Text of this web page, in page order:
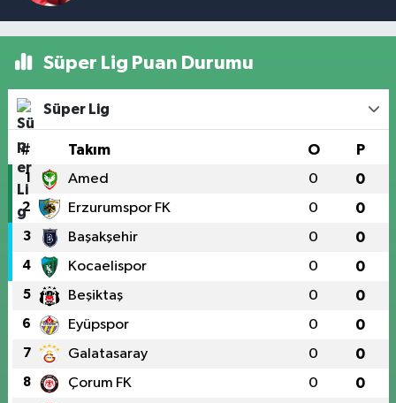
Süper Lig Puan Durumu
Süper Lig
# Takım O P
1 Amed 0 0
2 Erzurumspor FK 0 0
3 Başakşehir 0 0
4 Kocaelispor 0 0
5 Beşiktaş 0 0
6 Eyüpspor 0 0
7 Galatasaray 0 0
8 Çorum FK 0 0